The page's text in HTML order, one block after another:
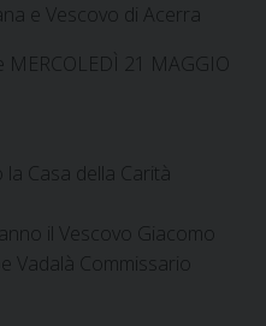
e Vescovo di Acerra
21 MAGGIO
la Casa della Carità
il Vescovo Giacomo
Vadalà Commissario